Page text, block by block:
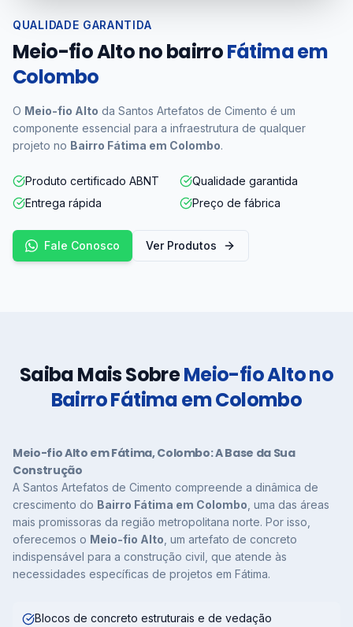
QUALIDADE GARANTIDA
Meio-fio Alto no bairroFátima em
Colombo
O Meio-fio Alto da Santos Artefatos de Cimento é um
componente essencial para a infraestrutura de qualquer
projeto no Bairro Fátima em Colombo.
Produto certificado ABNT
Qualidade garantida
Entrega rápida
Preço de fábrica
Fale Conosco Ver Produtos
Saiba Mais SobreMeio-fio Alto no
Bairro Fátima em Colombo
Meio-fio Alto em Fátima, Colombo: A Base da Sua
Construção
A Santos Artefatos de Cimento compreende a dinâmica de
crescimento do Bairro Fátima em Colombo , uma das áreas
mais promissoras da região metropolitana norte. Por isso,
oferecemos o Meio-fio Alto , um artefato de concreto
indispensável para a construção civil, que atende às
necessidades específicas de projetos em Fátima.
Blocos de concreto estruturais e de vedação